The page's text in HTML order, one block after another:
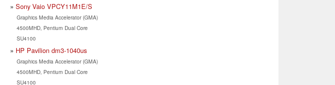
Sony Vaio VPCY11M1E/S
Graphics Media Accelerator (GMA)
4500MHD, Pentium Dual Core
SU4100
HP Pavilion dm3-1040us
Graphics Media Accelerator (GMA)
4500MHD, Pentium Dual Core
SU4100